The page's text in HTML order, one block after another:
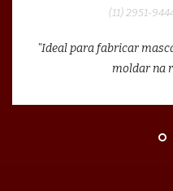
(11) 2951-
"Ideal para fabricar
moldar na